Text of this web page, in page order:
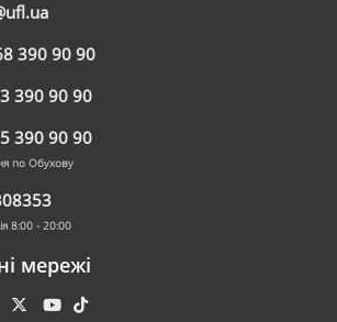
390 90 90
390 90 90
390 90 90
по Обухову
8:00 - 20:00
мережі